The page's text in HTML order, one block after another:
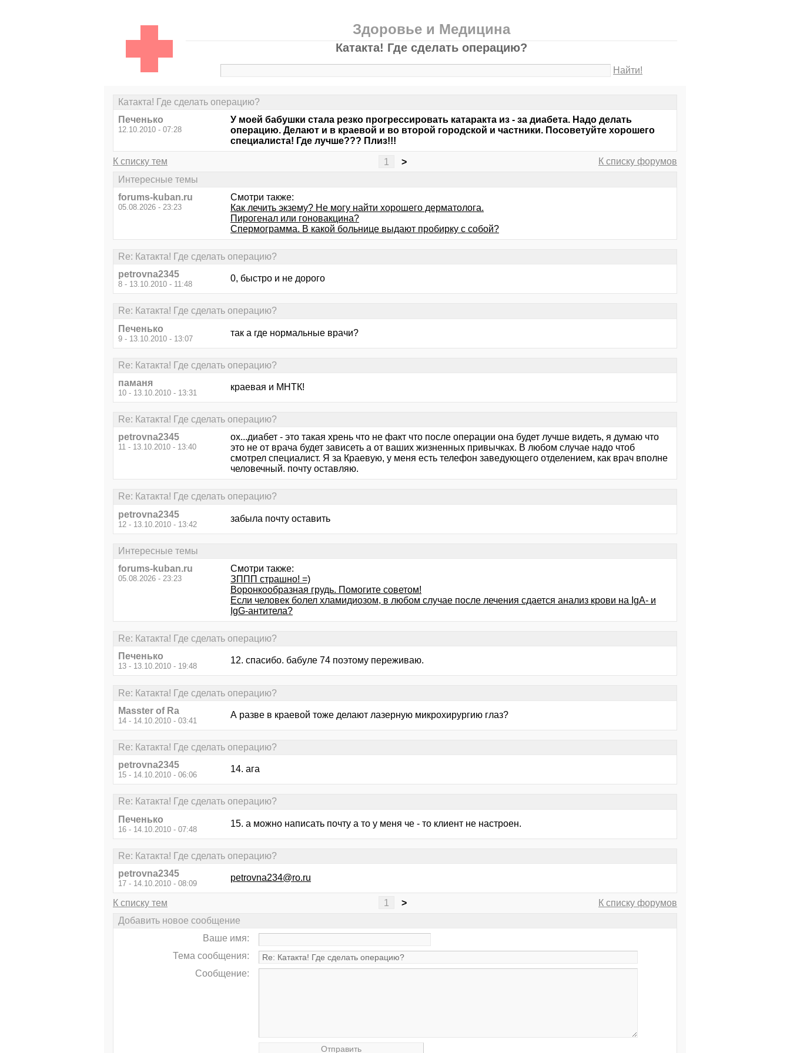
Здоровье и Медицина
Катакта! Где сделать операцию?
Найти!
Катакта! Где сделать операцию?
Печенько
12.10.2010 - 07:28
У моей бабушки стала резко прогрессировать катаракта из - за диабета. Надо делать
операцию. Делают и в краевой и во второй городской и частники. Посоветуйте хорошего
специалиста! Где лучше??? Плиз!!!
К списку тем 1 >
К списку форумов
Интересные темы
forums-kuban.ru
05.08.2026 - 23:23
Смотри также:
Как лечить экзему? Не могу найти хорошего дерматолога.
Пирогенал или гоновакцина?
Спермограмма. В какой больнице выдают пробирку с собой?
Re: Катакта! Где сделать операцию?
petrovna2345
8 - 13.10.2010 - 11:48
0, быстро и не дорого
Re: Катакта! Где сделать операцию?
Печенько
9 - 13.10.2010 - 13:07
так а где нормальные врачи?
Re: Катакта! Где сделать операцию?
паманя
10 - 13.10.2010 - 13:31
краевая и МНТК!
Re: Катакта! Где сделать операцию?
petrovna2345
11 - 13.10.2010 - 13:40
ох...диабет - это такая хрень что не факт что после операции она будет лучше видеть, я думаю что
это не от врача будет зависеть а от ваших жизненных привычках. В любом случае надо чтоб
смотрел специалист. Я за Краевую, у меня есть телефон заведующего отделением, как врач вполне
человечный. почту оставляю.
Re: Катакта! Где сделать операцию?
petrovna2345
12 - 13.10.2010 - 13:42
забыла почту оставить
Интересные темы
forums-kuban.ru
05.08.2026 - 23:23
Смотри также:
ЗППП страшно! =)
Воронкообразная грудь. Помогите советом!
Если человек болел хламидиозом, в любом случае после лечения сдается анализ крови на IgA- и
IgG-антитела?
Re: Катакта! Где сделать операцию?
Печенько
13 - 13.10.2010 - 19:48
12. спасибо. бабуле 74 поэтому переживаю.
Re: Катакта! Где сделать операцию?
Masster of Ra
14 - 14.10.2010 - 03:41
А разве в краевой тоже делают лазерную микрохирургию глаз?
Re: Катакта! Где сделать операцию?
petrovna2345
15 - 14.10.2010 - 06:06
14. ага
Re: Катакта! Где сделать операцию?
Печенько
16 - 14.10.2010 - 07:48
15. а можно написать почту а то у меня че - то клиент не настроен.
Re: Катакта! Где сделать операцию?
petrovna2345
17 - 14.10.2010 - 08:09
petrovna234@ro.ru
К списку тем 1 >
К списку форумов
Добавить новое сообщение
Ваше имя:
Тема сообщения:
Сообщение: